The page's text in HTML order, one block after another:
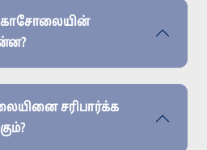
காசோலையின்
சரிபார்க்க